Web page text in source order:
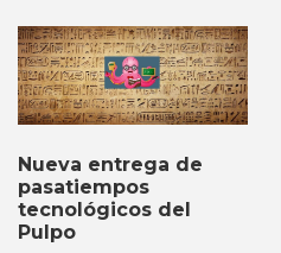
Nueva entrega de
pasatiempos
tecnológicos del
Pulpo